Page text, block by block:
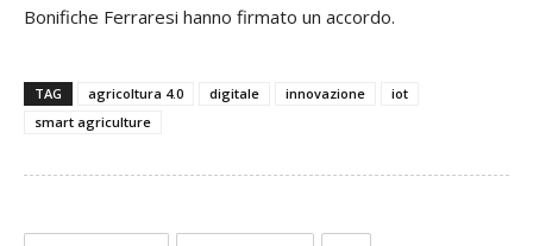
Bonifiche Ferraresi hanno firmato un accordo.​
TAG agricoltura 4.0 digitale innovazione
iot
smart agriculture